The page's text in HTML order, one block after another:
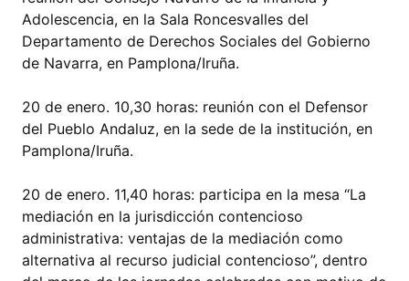
Adolescencia, en la Sala Roncesvalles del
Departamento de Derechos Sociales del Gobierno
de Navarra, en Pamplona/Iruña.
20 de enero. 10,30 horas: reunión con el Defensor
del Pueblo Andaluz, en la sede de la institución, en
Pamplona/Iruña.
20 de enero. 11,40 horas: participa en la mesa “La
mediación en la jurisdicción contencioso
administrativa: ventajas de la mediación como
alternativa al recurso judicial contencioso”, dentro